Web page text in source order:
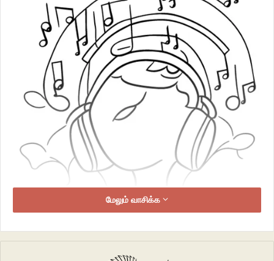
மேலும் வாசிக்க